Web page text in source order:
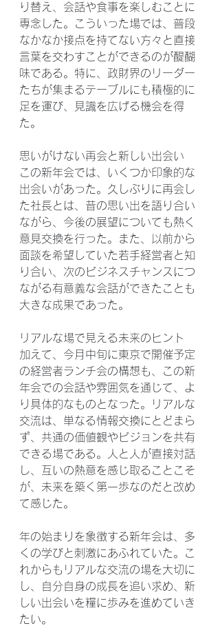
り替え、会話や食事を楽しむことに
専念した。こういった場では、普段
なかなか接点を持てない方々と直接
言葉を交わすことができるのが醍醐
味である。特に、政財界のリーダー
たちが集まるテーブルにも積極的に
足を運び、見識を広げる機会を得
た。
思いがけない再会と新しい出会い
この新年会では、いくつか印象的な
出会いがあった。久しぶりに再会し
た社長とは、昔の思い出を語り合い
ながら、今後の展望についても熱く
意見交換を行った。また、以前から
面談を希望していた若手経営者と知
り合い、次のビジネスチャンスにつ
ながる有意義な会話ができたことも
大きな成果であった。
リアルな場で見える未来のヒント
加えて、今月中旬に東京で開催予定
の経営者ランチ会の構想も、この新
年会での会話や雰囲気を通じて、よ
り具体的なものとなった。リアルな
交流は、単なる情報交換にとどまら
ず、共通の価値観やビジョンを共有
できる場である。人と人が直接対話
し、互いの熱意を感じ取ることこそ
が、未来を築く第一歩なのだと改め
て感じた。
年の始まりを象徴する新年会は、多
くの学びと刺激にあふれていた。こ
れからもリアルな交流の場を大切に
し、自分自身の成長を追い求め、新
しい出会いを糧に歩みを進めていき
たい。